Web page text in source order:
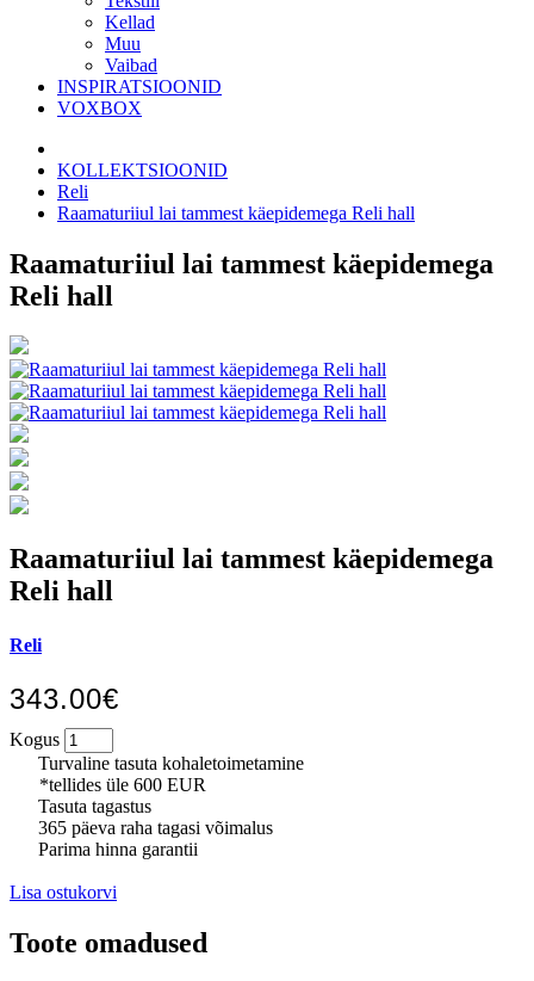
Kellad
Muu
Vaibad
INSPIRATSIOONID
VOXBOX
KOLLEKTSIOONID
Reli
Raamaturiiul lai tammest käepidemega Reli hall
Raamaturiiul lai tammest käepidemega
Reli hall
Raamaturiiul lai tammest käepidemega
Reli hall
Reli
343.00€
Kogus
Turvaline tasuta kohaletoimetamine
*tellides üle 600 EUR
Tasuta tagastus
365 päeva raha tagasi võimalus
Parima hinna garantii
Lisa ostukorvi
Toote omadused